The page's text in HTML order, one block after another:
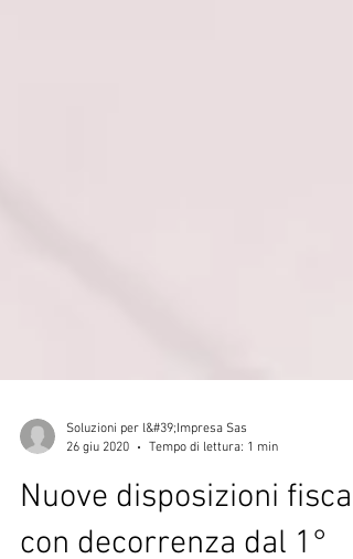
26 giu 2020
Tempo di lettura: 1 min
Nuove disposizioni fiscali